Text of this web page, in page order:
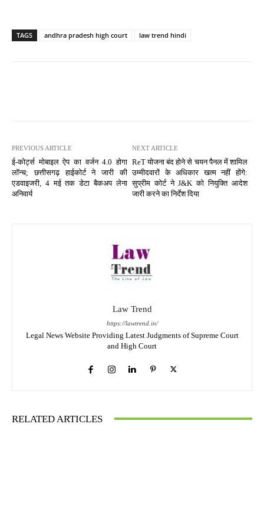
TAGS andhra pradesh high court law trend hindi
PREVIOUS ARTICLE
ई-कोर्ट्स मोबाइल ऐप का वर्जन 4.0 होगा
लॉन्च; छत्तीसगढ़ हाईकोर्ट ने जारी की
एडवाइजरी, 4 मई तक डेटा बैकअप लेना
अनिवार्य
NEXT ARTICLE
ReT योजना बंद होने से चयन पैनल में शामिल
उम्मीदवारों के अधिकार खत्म नहीं होंगे:
सुप्रीम कोर्ट ने J&K को नियुक्ति आदेश
जारी करने का निर्देश दिया
Law Trend
https://lawtrend.in/
Legal News Website Providing Latest Judgments of Supreme Court
and High Court
RELATED ARTICLES